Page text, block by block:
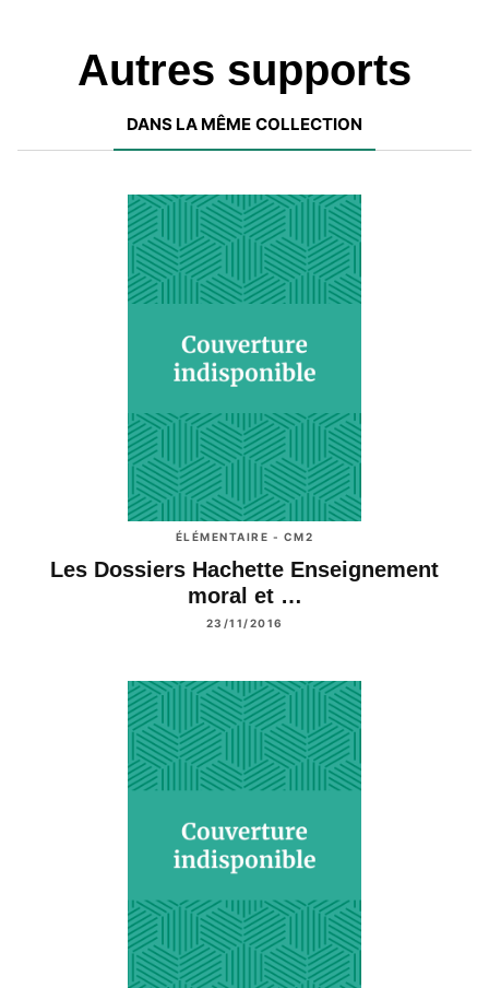
Autres supports
DANS LA MÊME COLLECTION
ÉLÉMENTAIRE - CM2
Les Dossiers Hachette Enseignement
moral et …
23/11/2016